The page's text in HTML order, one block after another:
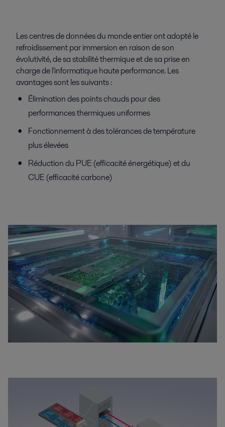
Les centres de données du monde entier ont adopté le
refroidissement par immersion en raison de son
évolutivité, de sa stabilité thermique et de sa prise en
charge de l'informatique haute performance. Les
avantages sont les suivants :
Élimination des points chauds pour des
performances thermiques uniformes
Fonctionnement à des tolérances de température
plus élevées
Réduction du PUE (efficacité énergétique) et du
CUE (efficacité carbone)